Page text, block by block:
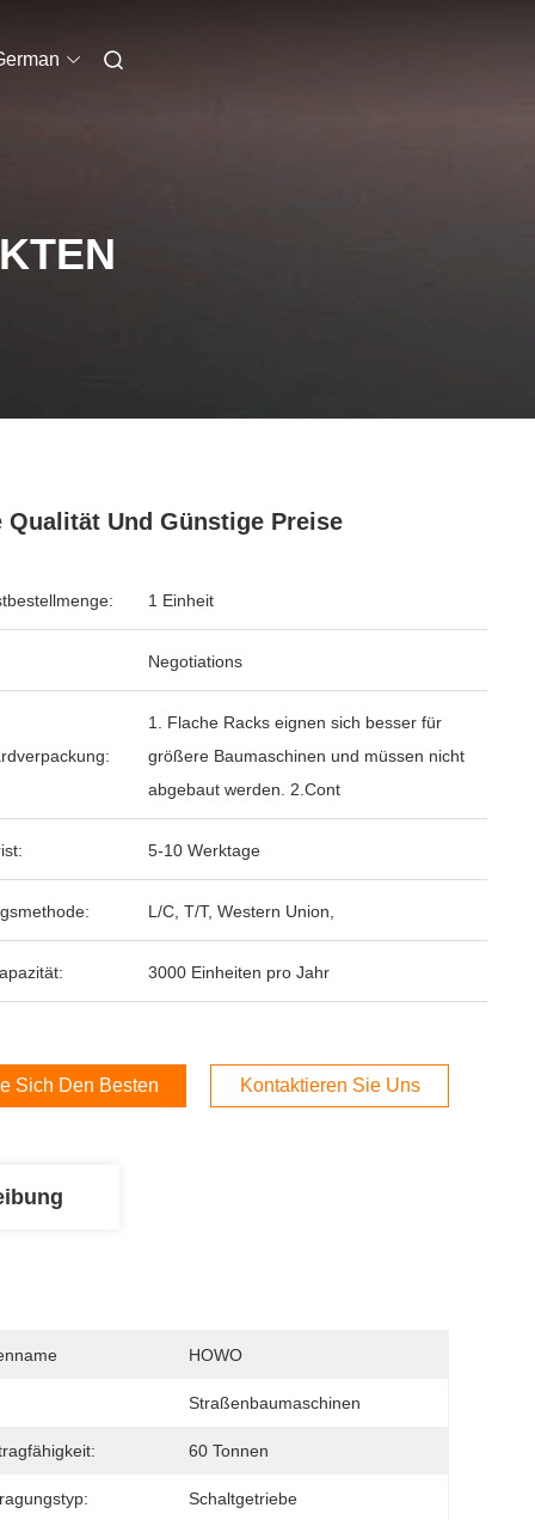
Qualität Und Günstige Preise
1 Einheit
Negotiations
1. Flache Racks eignen sich besser für
größere Baumaschinen und müssen nicht
abgebaut werden. 2.Cont
5-10 Werktage
L/C, T/T, Western Union,
3000 Einheiten pro Jahr
Sich Den Besten Preis Kontaktieren Sie Uns
HOWO
Straßenbaumaschinen
60 Tonnen
Schaltgetriebe